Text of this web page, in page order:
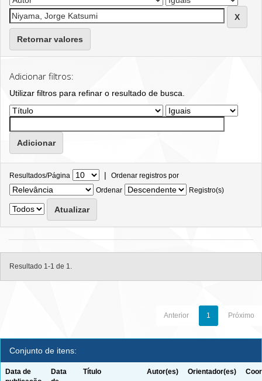
Retornar valores
Adicionar filtros:
Utilizar filtros para refinar o resultado de busca.
Resultados/Página | Ordenar registros por
Ordenar
Registro(s)
Resultado 1-1 de 1.
Anterior 1 Próximo
Conjunto de itens:
Data de
Data
Título Autor(es) Orientador(es)